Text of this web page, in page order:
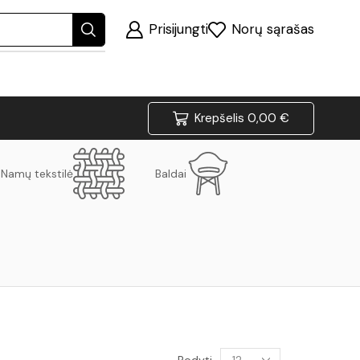
Prisijungti Norų sąrašas
Krepšelis 0,00 €
Namų tekstilė Baldai